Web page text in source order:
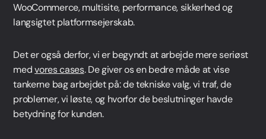
WooCommerce, multisite, performance, sikkerhed og
langsigtet platformsejerskab.
Det er også derfor, vi er begyndt at arbejde mere seriøst
medvores cases. De giver os en bedre måde at vise
tankerne bag arbejdet på: de tekniske valg, vi traf, de
problemer, vi løste, og hvorfor de beslutninger havde
betydning for kunden.